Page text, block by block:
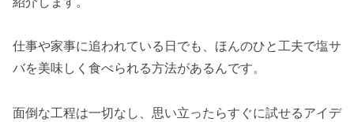
仕事や家事に追われている日でも、ほんのひと工夫で塩サ
バを美味しく食べられる方法があるんです。
面倒な工程は一切なし、思い立ったらすぐに試せるアイデ